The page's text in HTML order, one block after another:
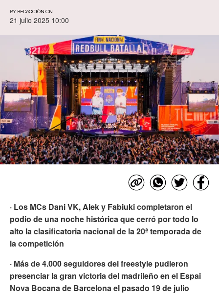
BY REDACCIÓN CN
21 julio 2025 10:00
· Los MCs Dani VK, Alek y Fabiuki completaron el
podio de una noche histórica que cerró por todo lo
alto la clasificatoria nacional de la 20ª temporada de
la competición
· Más de 4.000 seguidores del freestyle pudieron
presenciar la gran victoria del madrileño en el Espai
Nova Bocana de Barcelona el pasado 19 de julio